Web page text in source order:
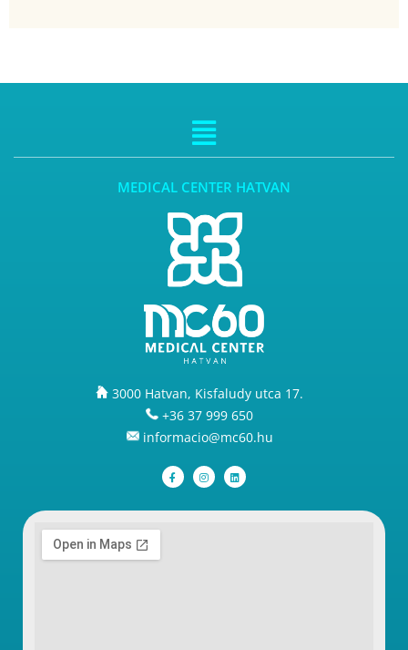
MEDICAL CENTER HATVAN
3000 Hatvan, Kisfaludy utca 17.
+36 37 999 650
informacio@mc60.hu